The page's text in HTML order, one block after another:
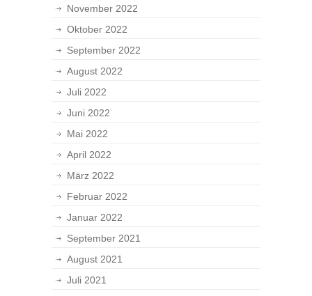
November 2022
Oktober 2022
September 2022
August 2022
Juli 2022
Juni 2022
Mai 2022
April 2022
März 2022
Februar 2022
Januar 2022
September 2021
August 2021
Juli 2021